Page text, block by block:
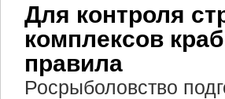
Для контроля
комплексов
правила
Росрыболовство